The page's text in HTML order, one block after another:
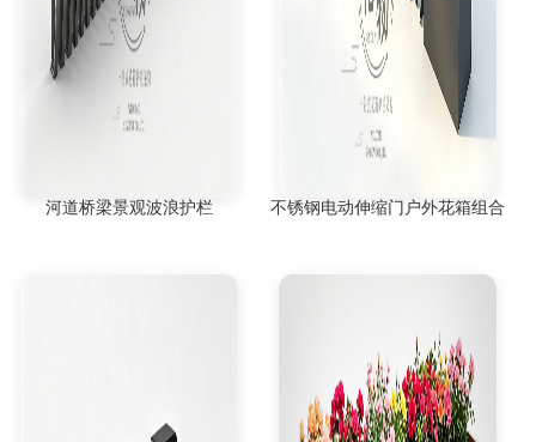
河道桥梁景观波浪护栏 不锈钢电动伸缩门户外花箱组合